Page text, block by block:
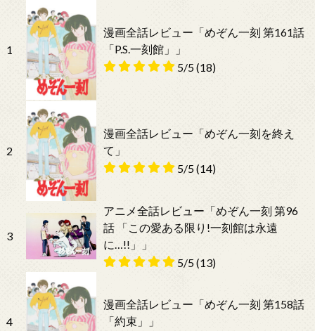
1
漫画全話レビュー「めぞん一刻 第161話
「P.S.一刻館」」
5/5(18)
2
漫画全話レビュー「めぞん一刻を終え
て」
5/5(14)
3
アニメ全話レビュー「めぞん一刻 第96
話 「この愛ある限り!一刻館は永遠
に…!!」」
5/5(13)
4
漫画全話レビュー「めぞん一刻 第158話
「約束」」